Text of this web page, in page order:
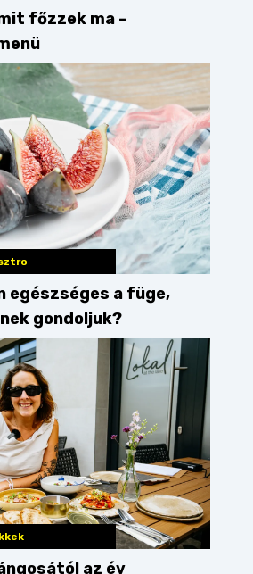
főzzek ma –
egészséges a füge,
gondoljuk?
az év